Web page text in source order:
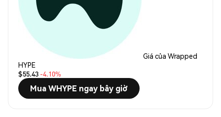
Giá của Wrapped
HYPE
$55.43 -4.10%
Mua WHYPE ngay bây giờ